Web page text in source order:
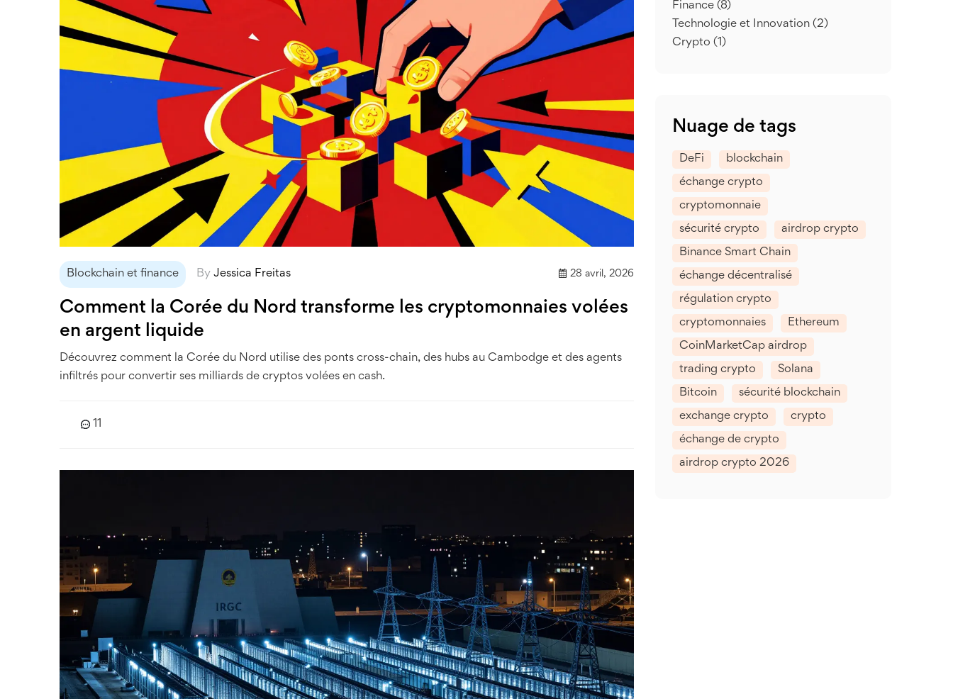
Blockchain et finance By Jessica Freitas 28 avril, 2026
Comment la Corée du Nord transforme les cryptomonnaies volées
en argent liquide
Découvrez comment la Corée du Nord utilise des ponts cross-chain, des hubs au Cambodge et des agents
infiltrés pour convertir ses milliards de cryptos volées en cash.
11
Finance (8)
Technologie et Innovation (2)
Crypto (1)
Nuage de tags
DeFi blockchain
échange crypto
cryptomonnaie
sécurité crypto airdrop crypto
Binance Smart Chain
échange décentralisé
régulation crypto
cryptomonnaies Ethereum
CoinMarketCap airdrop
trading crypto Solana
Bitcoin sécurité blockchain
exchange crypto crypto
échange de crypto
airdrop crypto 2026